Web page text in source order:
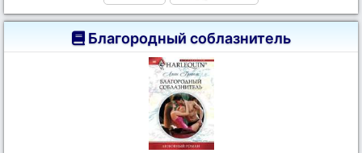
Благородный соблазнитель